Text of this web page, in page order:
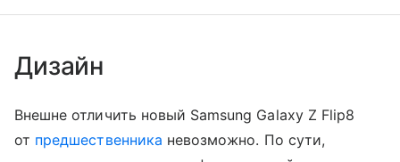
Дизайн
Внешне отличить новый Samsung Galaxy Z Flip8
от предшественника невозможно. По сути,